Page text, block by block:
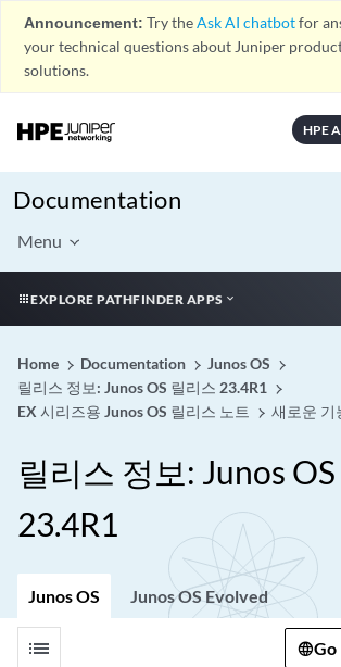
Announcement: Try theAsk AI chatbotfor
your technical questions about Juniper
solutions.
HPE
Documentation
Menu
EXPLORE PATHFINDER APPS
Home Documentation
Junos OS
릴리스 정보: Junos OS 릴리스 23.4R1
EX 시리즈용 Junos OS 릴리스 노트
새로운 기
릴리스 정보: Junos
23.4R1
Junos OS Junos OS Evolved
list Go